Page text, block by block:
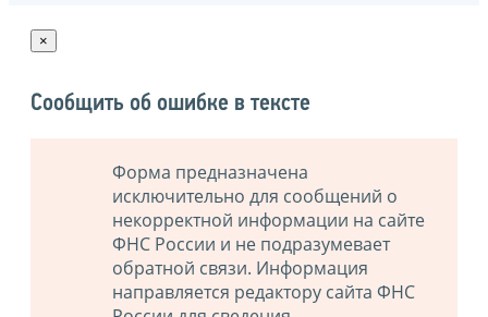
×
Сообщить об ошибке в тексте
Форма предназначена
исключительно для сообщений о
некорректной информации на сайте
ФНС России и не подразумевает
обратной связи. Информация
направляется редактору сайта ФНС